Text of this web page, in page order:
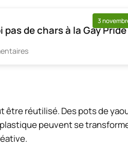
3
pas de chars à la Gay Pride
être réutilisé. Des pots de
peuvent se